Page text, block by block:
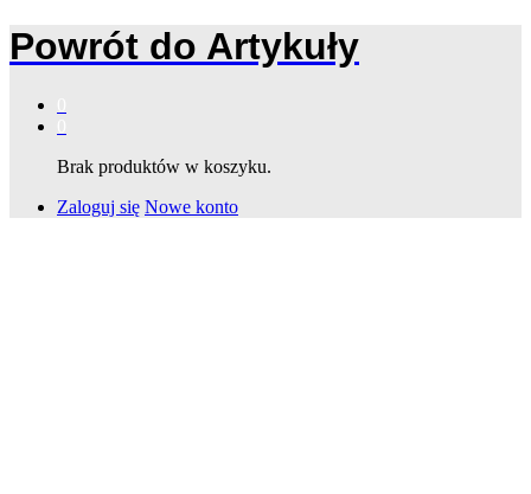
Powrót do Artykuły
Brak produktów w koszyku.
Zaloguj się Nowe konto